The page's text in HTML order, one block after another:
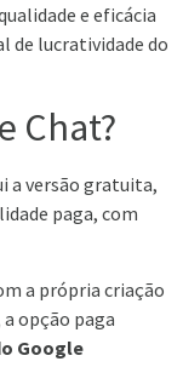
e eficácia
de lucratividade do
Chat?
a versão gratuita,
paga, com
a própria criação
opção paga
Google